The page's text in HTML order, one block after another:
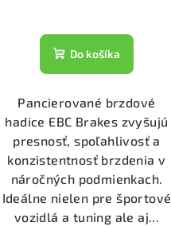
Do košíka
Pancierované brzdové
hadice EBC Brakes zvyšujú
presnosť, spoľahlivosť a
konzistentnosť brzdenia v
náročných podmienkach.
Ideálne nielen pre športové
vozidlá a tuning ale aj...